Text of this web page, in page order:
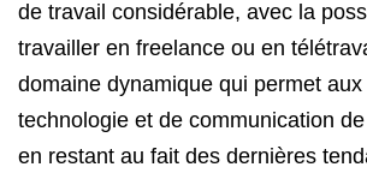
de travail considérable, avec la
travailler en freelance ou en
domaine dynamique qui permet
technologie et de communication
en restant au fait des dernières